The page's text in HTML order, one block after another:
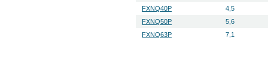
FXNQ40P
4,5
FXNQ50P
5,6
FXNQ63P
7,1